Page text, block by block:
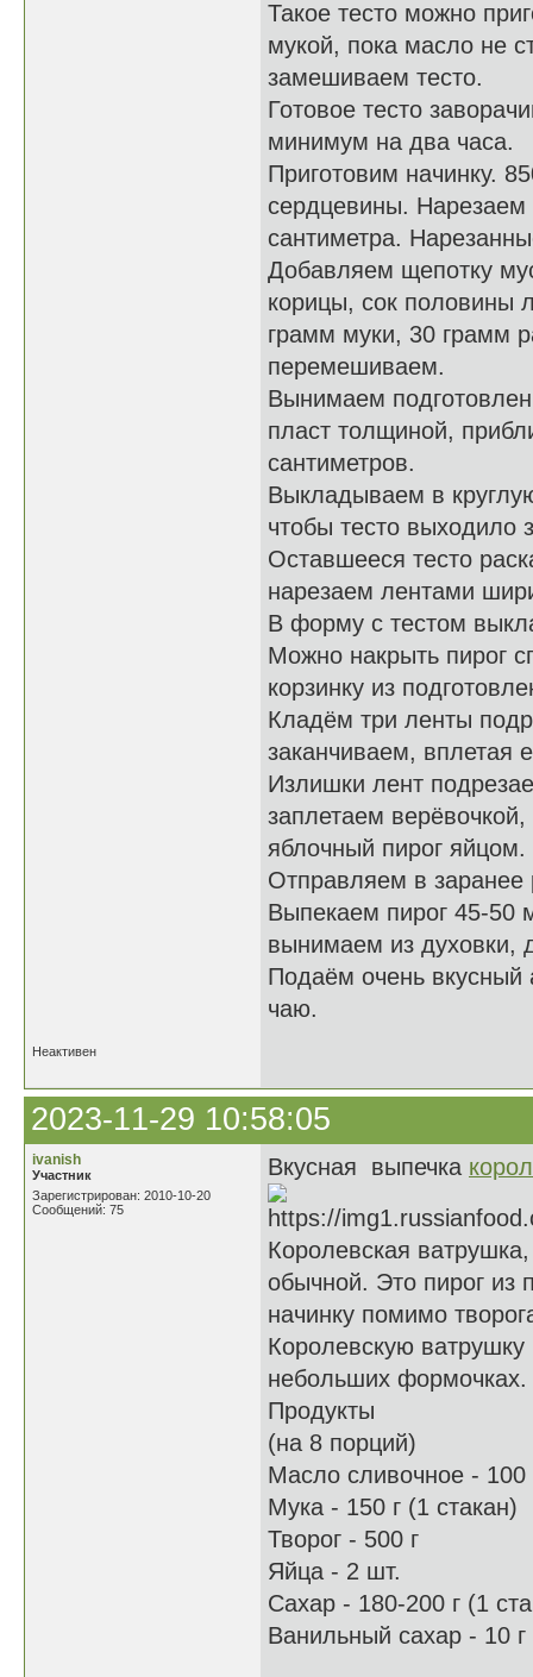
Такое тесто можно
мукой, пока масло не
замешиваем тесто.
Готовое тесто
минимум на два часа.
Приготовим начинку.
сердцевины. Нарезаем
сантиметра.
Добавляем щепотку
корицы, сок половины
грамм муки, 30 грамм
перемешиваем.
Вынимаем
пласт толщиной,
сантиметров.
Выкладываем в
чтобы тесто выходило
Оставшееся тесто
нарезаем лентами
В форму с тестом
Можно накрыть пирог
корзинку из
Кладём три ленты
заканчиваем, вплетая
Излишки лент
заплетаем
яблочный пирог яйцом.
Отправляем в заранее
Выпекаем пирог 45-50
вынимаем из духовки,
Подаём очень вкусный
чаю.
Неактивен
2023-11-29 10:58:05
ivanish
Участник
Зарегистрирован: 2010-10-20
Сообщений: 75
Вкусная выпечка
Королевская
обычной. Это пирог из
начинку помимо
Королевскую
небольших формочках.
Продукты
(на 8 порций)
Масло сливочное -
Мука - 150 г (1 стакан)
Творог - 500 г
Яйца - 2 шт.
Сахар - 180-200 г (1
Ванильный сахар - 10 г